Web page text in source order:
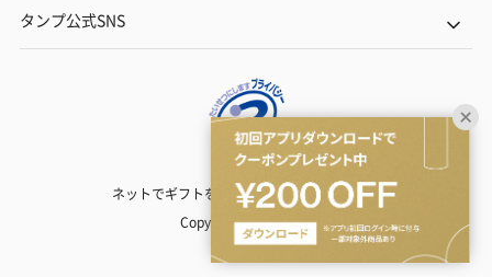
タンプ公式SNS
ネットでギフトを贈るなら | TANP（タンプ）
Copyright© TANP Inc.